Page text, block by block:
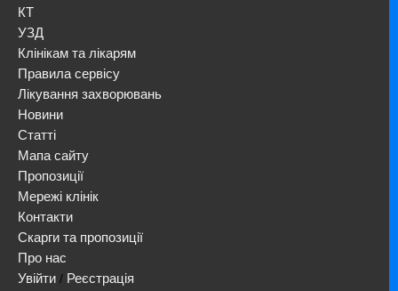
КТ
УЗД
Клінікам та лікарям
Правила сервісу
Лікування захворювань
Новини
Статті
Мапа сайту
Пропозиції
Мережі клінік
Контакти
Скарги та пропозиції
Про нас
Увійти / Реєстрація